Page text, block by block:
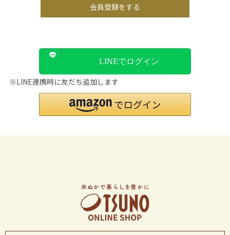
会員登録をする
LINEでログイン
※LINE連携時に友だち追加します